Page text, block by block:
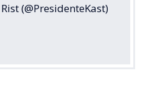
(@PresidenteKast)